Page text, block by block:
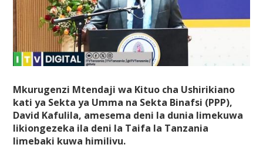
Mkurugenzi Mtendaji wa Kituo cha Ushirikiano
kati ya Sekta ya Umma na Sekta Binafsi (PPP),
David Kafulila, amesema deni la dunia limekuwa
likiongezeka ila deni la Taifa la Tanzania
limebaki kuwa himilivu.